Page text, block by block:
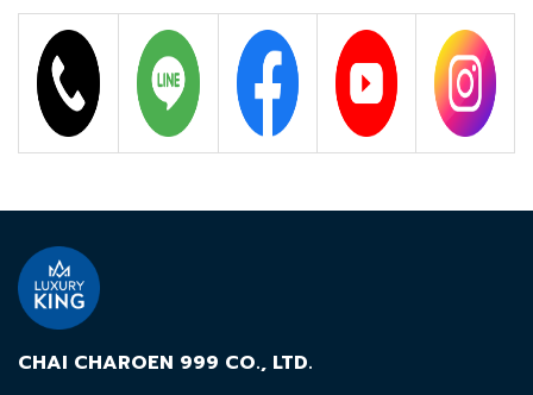
CHAI CHAROEN 999 CO., LTD.